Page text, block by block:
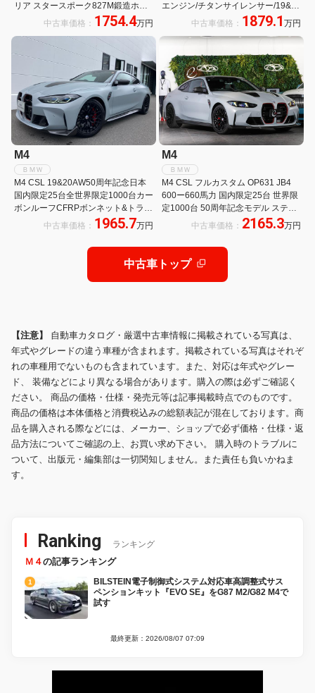
リア スタースポーク827M鍛造ホイ
ール H&Rハイトアジャストスプリン
カーボンボンネット
中古車価格： 1754.4万円
エンジン/チタンサイレンサー/19&20
インチ鍛造ホイル/キドニーグリ
中古車価格： 1879.1 万円
M4
ＢＭＷ
M4 CSL 19&20AW50周年記念日本
国内限定25台全世界限定1000台カー
ボンルーフCFRPボンネット&トラン
クMカーボンフルバケットシートM
用サスペンション禁煙認定中古車
中古車価格： 1965.7万円
M4
ＢＭＷ
M4 CSL フルカスタム OP631 JB4
600ー660馬力 国内限定25台 世界限
定1000台 50周年記念モデル ステル
スボディーPPF SLISTOドライカー
エアロ
中古車価格： 2165.3万円
中古車トップ
【注意】 自動車カタログ・厳選中古車情報に掲載されている写真は、
年式やグレードの違う車種が含まれます。掲載されている写真はそれぞ
れの車種用でないものも含まれています。また、対応は年式やグレー
ド、 装備などにより異なる場合があります。購入の際は必ずご確認く
ださい。 商品の価格・仕様・発売元等は記事掲載時点でのものです。
商品の価格は本体価格と消費税込みの総額表記が混在しております。商
品を購入される際などには、メーカー、ショップで必ず価格・仕様・返
品方法についてご確認の上、お買い求め下さい。 購入時のトラブルに
ついて、出版元・編集部は一切関知しません。また責任も負いかねま
す。
Ranking ランキング
Ｍ４の記事ランキング
BILSTEIN電子制御式システム対応車高調整式サス
ペンションキット『EVO SE』をG87 M2/G82 M4で
試す
最終更新：2026/08/07 07:09